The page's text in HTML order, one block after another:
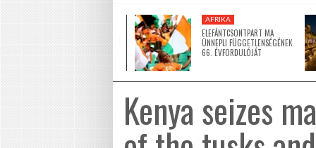
AFRIKA
ELEFÁNTCSONTPART MA
ÜNNEPLI FÜGGETLENSÉGÉNEK
66. ÉVFORDULÓJÁT
Kenya seizes